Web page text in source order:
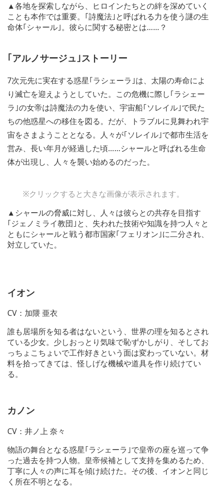
▲各地を探索しながら、ヒロインたちとの絆を深めていく
ことも本作では重要。｢詩魔法｣と呼ばれる力を使う謎の生
命体｢シャール｣。彼らに関する秘密とは……？
｢アルノサージュ｣ストーリー
7次元先に実在する惑星｢ラシェーラ｣は、太陽の寿命によ
り滅亡を迎えようとしていた。この危機に際し｢ラシェー
ラ｣の女帝は詩魔法の力を使い、宇宙船｢ソレイル｣で民た
ちの他惑星への移住を図る。だが、トラブルに見舞われ宇
宙をさまようこととなる。人々が｢ソレイル｣で都市生活を
営み、長い年月が経過した頃……シャールと呼ばれる生命
体が出現し、人々を襲い始めるのだった。
※クリックすると大きな画像が表示されます。
▲シャールの脅威に対し、人々は彼らとの共存を目指す
｢ジェノミライ教団｣と、失われた技術や知識を持つ人々と
ともにシャールと戦う都市国家｢フェリオン｣に二分され、
対立していた。
イオン
CV：加隈 亜衣
誰も居場所を知る者はないという、世界の理を知るとされ
ている少女。少しおっとり気味で恥ずかしがり、そしてお
っちょこちょいで工作好きという面は変わっていない。材
料を拾ってきては、怪しげな機械や道具を作り続けてい
る。
カノン
CV：井ノ上 奈々
物語の舞台となる惑星｢ラシェーラ｣で皇帝の座を巡って争
った過去を持つ人物。皇帝候補として支持を集めるため、
丁寧に人々の声に耳を傾け続けた。その後、イオンと同じ
く所在不明となる。